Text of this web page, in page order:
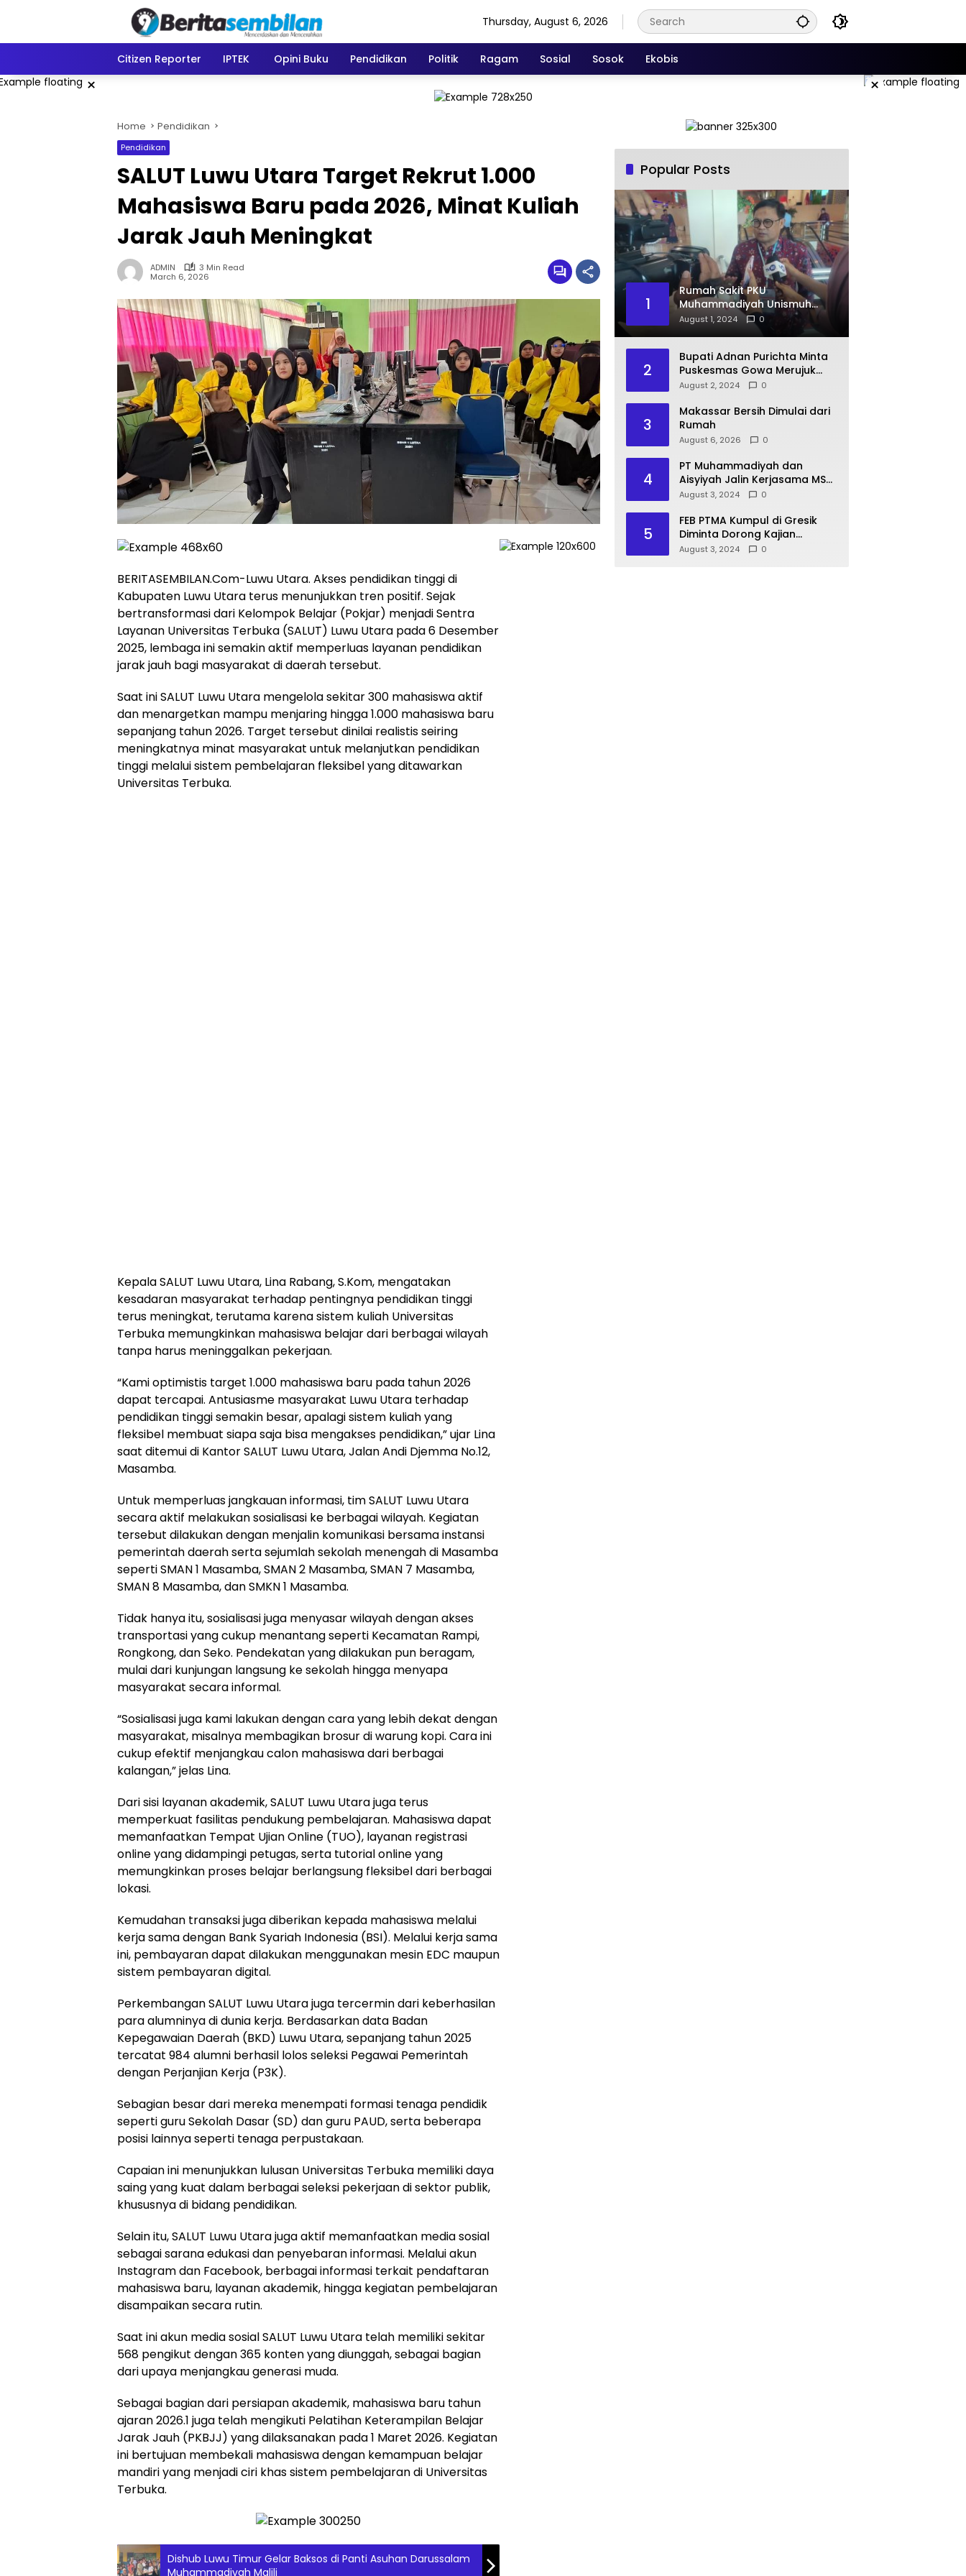
Thursday, August 6, 2026
Citizen Reporter IPTEK Opini Buku Pendidikan Politik Ragam Sosial Sosok Ekobis
× ×
Home Pendidikan
Pendidikan
SALUT Luwu Utara Target Rekrut 1.000
Mahasiswa Baru pada 2026, Minat Kuliah
Jarak Jauh Meningkat
ADMIN
3 Min Read
March 6, 2026
BERITASEMBILAN.Com-Luwu Utara. Akses pendidikan tinggi di
Kabupaten Luwu Utara terus menunjukkan tren positif. Sejak
bertransformasi dari Kelompok Belajar (Pokjar) menjadi Sentra
Layanan Universitas Terbuka (SALUT) Luwu Utara pada 6 Desember
2025, lembaga ini semakin aktif memperluas layanan pendidikan
jarak jauh bagi masyarakat di daerah tersebut.
Saat ini SALUT Luwu Utara mengelola sekitar 300 mahasiswa aktif
dan menargetkan mampu menjaring hingga 1.000 mahasiswa baru
sepanjang tahun 2026. Target tersebut dinilai realistis seiring
meningkatnya minat masyarakat untuk melanjutkan pendidikan
tinggi melalui sistem pembelajaran fleksibel yang ditawarkan
Universitas Terbuka.
Kepala SALUT Luwu Utara, Lina Rabang, S.Kom, mengatakan
kesadaran masyarakat terhadap pentingnya pendidikan tinggi
terus meningkat, terutama karena sistem kuliah Universitas
Terbuka memungkinkan mahasiswa belajar dari berbagai wilayah
tanpa harus meninggalkan pekerjaan.
“Kami optimistis target 1.000 mahasiswa baru pada tahun 2026
dapat tercapai. Antusiasme masyarakat Luwu Utara terhadap
pendidikan tinggi semakin besar, apalagi sistem kuliah yang
fleksibel membuat siapa saja bisa mengakses pendidikan,” ujar Lina
saat ditemui di Kantor SALUT Luwu Utara, Jalan Andi Djemma No.12,
Masamba.
Untuk memperluas jangkauan informasi, tim SALUT Luwu Utara
secara aktif melakukan sosialisasi ke berbagai wilayah. Kegiatan
tersebut dilakukan dengan menjalin komunikasi bersama instansi
pemerintah daerah serta sejumlah sekolah menengah di Masamba
seperti SMAN 1 Masamba, SMAN 2 Masamba, SMAN 7 Masamba,
SMAN 8 Masamba, dan SMKN 1 Masamba.
Tidak hanya itu, sosialisasi juga menyasar wilayah dengan akses
transportasi yang cukup menantang seperti Kecamatan Rampi,
Rongkong, dan Seko. Pendekatan yang dilakukan pun beragam,
mulai dari kunjungan langsung ke sekolah hingga menyapa
masyarakat secara informal.
“Sosialisasi juga kami lakukan dengan cara yang lebih dekat dengan
masyarakat, misalnya membagikan brosur di warung kopi. Cara ini
cukup efektif menjangkau calon mahasiswa dari berbagai
kalangan,” jelas Lina.
Dari sisi layanan akademik, SALUT Luwu Utara juga terus
memperkuat fasilitas pendukung pembelajaran. Mahasiswa dapat
memanfaatkan Tempat Ujian Online (TUO), layanan registrasi
online yang didampingi petugas, serta tutorial online yang
memungkinkan proses belajar berlangsung fleksibel dari berbagai
lokasi.
Kemudahan transaksi juga diberikan kepada mahasiswa melalui
kerja sama dengan Bank Syariah Indonesia (BSI). Melalui kerja sama
ini, pembayaran dapat dilakukan menggunakan mesin EDC maupun
sistem pembayaran digital.
Perkembangan SALUT Luwu Utara juga tercermin dari keberhasilan
para alumninya di dunia kerja. Berdasarkan data Badan
Kepegawaian Daerah (BKD) Luwu Utara, sepanjang tahun 2025
tercatat 984 alumni berhasil lolos seleksi Pegawai Pemerintah
dengan Perjanjian Kerja (P3K).
Sebagian besar dari mereka menempati formasi tenaga pendidik
seperti guru Sekolah Dasar (SD) dan guru PAUD, serta beberapa
posisi lainnya seperti tenaga perpustakaan.
Capaian ini menunjukkan lulusan Universitas Terbuka memiliki daya
saing yang kuat dalam berbagai seleksi pekerjaan di sektor publik,
khususnya di bidang pendidikan.
Selain itu, SALUT Luwu Utara juga aktif memanfaatkan media sosial
sebagai sarana edukasi dan penyebaran informasi. Melalui akun
Instagram dan Facebook, berbagai informasi terkait pendaftaran
mahasiswa baru, layanan akademik, hingga kegiatan pembelajaran
disampaikan secara rutin.
Saat ini akun media sosial SALUT Luwu Utara telah memiliki sekitar
568 pengikut dengan 365 konten yang diunggah, sebagai bagian
dari upaya menjangkau generasi muda.
Sebagai bagian dari persiapan akademik, mahasiswa baru tahun
ajaran 2026.1 juga telah mengikuti Pelatihan Keterampilan Belajar
Jarak Jauh (PKBJJ) yang dilaksanakan pada 1 Maret 2026. Kegiatan
ini bertujuan membekali mahasiswa dengan kemampuan belajar
mandiri yang menjadi ciri khas sistem pembelajaran di Universitas
Terbuka.
Dishub Luwu Timur Gelar Baksos di Panti Asuhan Darussalam
Muhammadiyah Malili
Popular Posts
1
Rumah Sakit PKU
Muhammadiyah Unismuh
Makassar Resmi Terima
August 1, 2024 0
2
Bupati Adnan Purichta Minta
Puskesmas Gowa Merujuk
Pasien BPJS ke RS PKU
Makassar
August 2, 2024 0
3
Makassar Bersih Dimulai dari
Rumah
August 6, 2026 0
4
PT Muhammadiyah dan
Aisyiyah Jalin Kerjasama MSU
Malaysia
August 3, 2024 0
5
FEB PTMA Kumpul di Gresik
Diminta Dorong Kajian
Ekonomi Islam
August 3, 2024 0